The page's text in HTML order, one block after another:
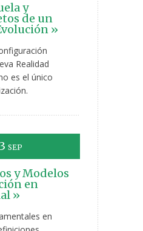
y
de un
»
Realidad
es el único
SEP
y Modelos
en
»
en